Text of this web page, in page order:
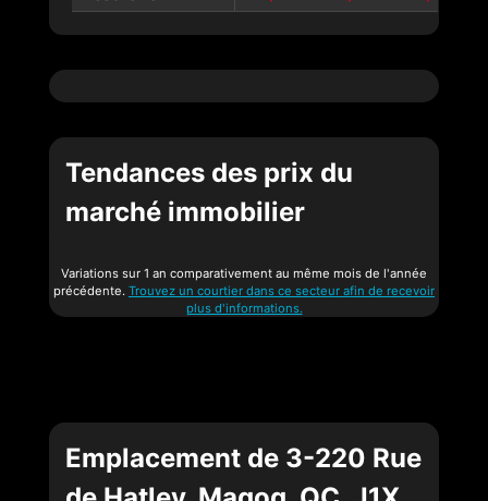
Tendances des prix du
marché immobilier
Variations sur 1 an comparativement au même mois de l'année
précédente. Trouvez un courtier dans ce secteur afin de recevoir
plus d'informations.
Emplacement de 3-220 Rue